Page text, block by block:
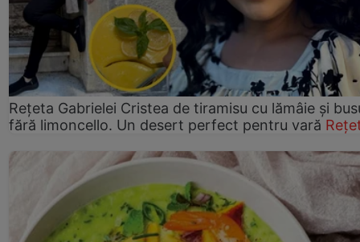
Rețeta Gabrielei Cristea de tiramisu cu lămâie și
fără limoncello. Un desert perfect pentru vară